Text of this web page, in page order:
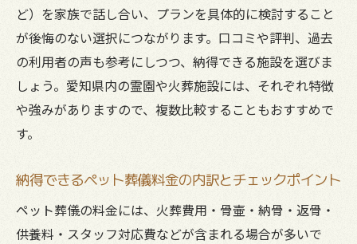
ど）を家族で話し合い、プランを具体的に検討すること
が後悔のない選択につながります。口コミや評判、過去
の利用者の声も参考にしつつ、納得できる施設を選びま
しょう。愛知県内の霊園や火葬施設には、それぞれ特徴
や強みがありますので、複数比較することもおすすめで
す。
納得できるペット葬儀料金の内訳とチェックポイント
ペット葬儀の料金には、火葬費用・骨壷・納骨・返骨・
供養料・スタッフ対応費などが含まれる場合が多いで